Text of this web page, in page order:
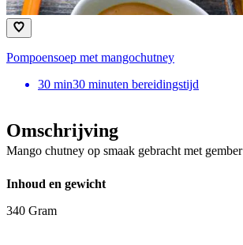
Pompoensoep met mangochutney
30 min30 minuten bereidingstijd
Omschrijving
Mango chutney op smaak gebracht met gember
Inhoud en gewicht
340 Gram